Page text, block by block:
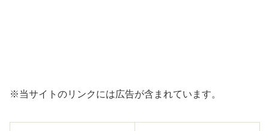
※当サイトのリンクには広告が含まれています。